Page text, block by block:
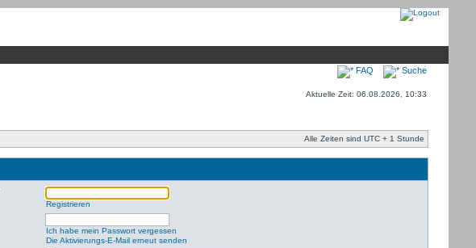
FAQ Suche
Aktuelle Zeit: 06.08.2026, 10:33
Alle Zeiten sind UTC + 1 Stunde
Registrieren
Ich habe mein Passwort vergessen
Die Aktivierungs-E-Mail erneut senden